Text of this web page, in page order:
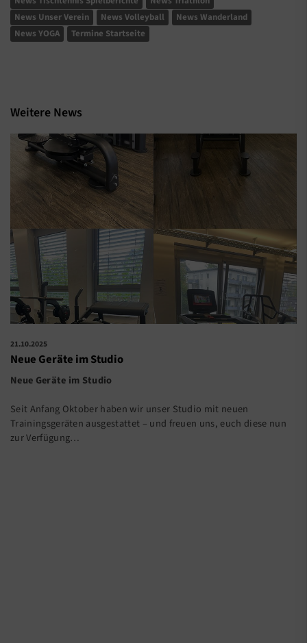
News Unser Verein
News Volleyball
News Wanderland
News YOGA
Termine Startseite
Weitere News
21.10.2025
Neue Geräte im Studio
Neue Geräte im Studio
Seit Anfang Oktober haben wir unser Studio mit neuen
Trainingsgeräten ausgestattet – und freuen uns, euch diese nun
zur Verfügung…